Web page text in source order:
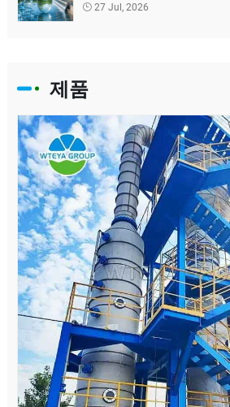
27 Jul, 2026
제품